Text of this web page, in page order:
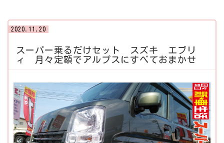
2020.11.20
スーパー乗るだけセット スズキ エブリ
ィ 月々定額でアルプスにすべておまかせ